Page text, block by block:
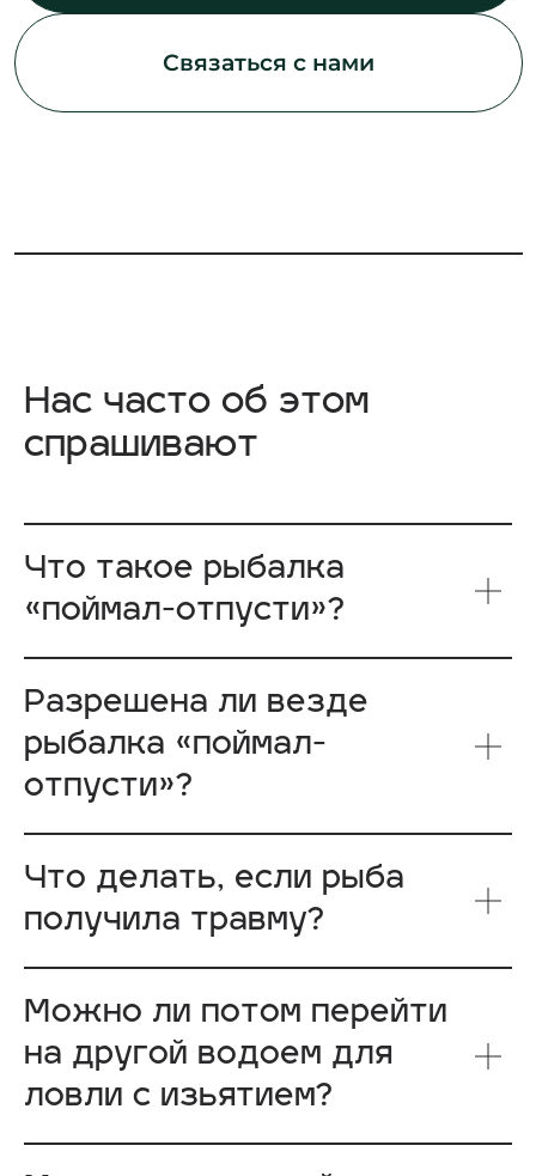
Нас часто об этом
спрашивают
Что такое рыбалка
«поймал-отпусти»?
Разрешена ли везде
рыбалка «поймал-
отпусти»?
Что делать, если рыба
получила травму?
Можно ли потом перейти
на другой водоем для
ловли с изьятием?
Контакты
Политика конфиденциальности
© 2025 Все права защищены
Правила усадьбы EN
на сайте информация носит исключительно
информационный характер и ни при каких условиях
не является публичной офертой определяемой
положениями Статьи 437(2) Гражданского кодекса
Парк-отель
Меню ресторана
Банкетное меню